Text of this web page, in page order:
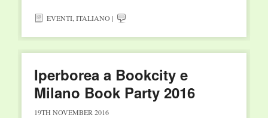
EVENTI, ITALIANO|
Iperborea a Bookcity e
Milano Book Party 2016
19TH NOVEMBER 2016